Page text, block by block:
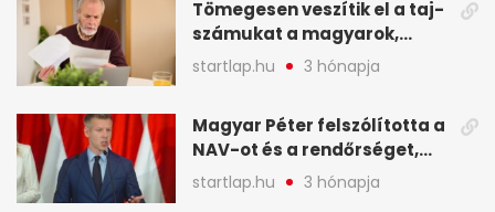
legfontosabb hírei
képekben
Tömegesen veszítik el a taj-
számukat a magyarok,
sokak ellen eljárást indít a
NAV - A hét hírei képekben
startlap.hu 3 hónapja
Magyar Péter felszólította a
NAV-ot és a rendőrséget,
tartóztassák le a NER-es
oligarchákat - A hét
startlap.hu 3 hónapja